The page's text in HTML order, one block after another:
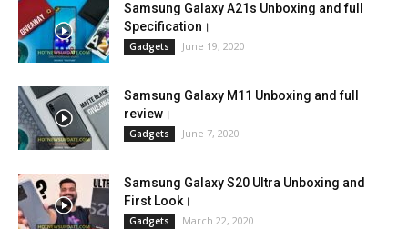
Samsung Galaxy A21s Unboxing and full
Specification।
Gadgets June 19, 2020
Samsung Galaxy M11 Unboxing and full
review।
Gadgets June 7, 2020
Samsung Galaxy S20 Ultra Unboxing and
First Look।
Gadgets March 22, 2020